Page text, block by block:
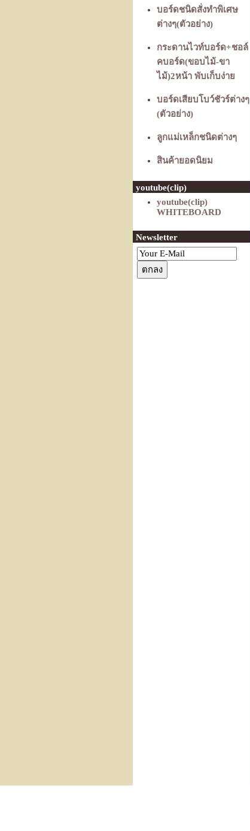
บอร์ดชนิดสั่งทำพิเศษ
ต่างๆ(ตัวอย่าง)
กระดานไวท์บอร์ด+ชอล์
คบอร์ด(ขอบไม้-ขา
ไม้)2หน้า พับเก็บง่าย
บอร์ดเสียบโบว์ชัวร์ต่างๆ
(ตัวอย่าง)
ลูกแม่เหล็กชนิดต่างๆ
สินค้ายอดนิยม
youtube(clip)
youtube(clip)
WHITEBOARD
Newsletter